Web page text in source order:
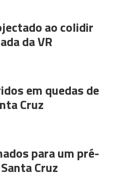
ao colidir
da VR
em quedas de
Cruz
para um pré-
Cruz